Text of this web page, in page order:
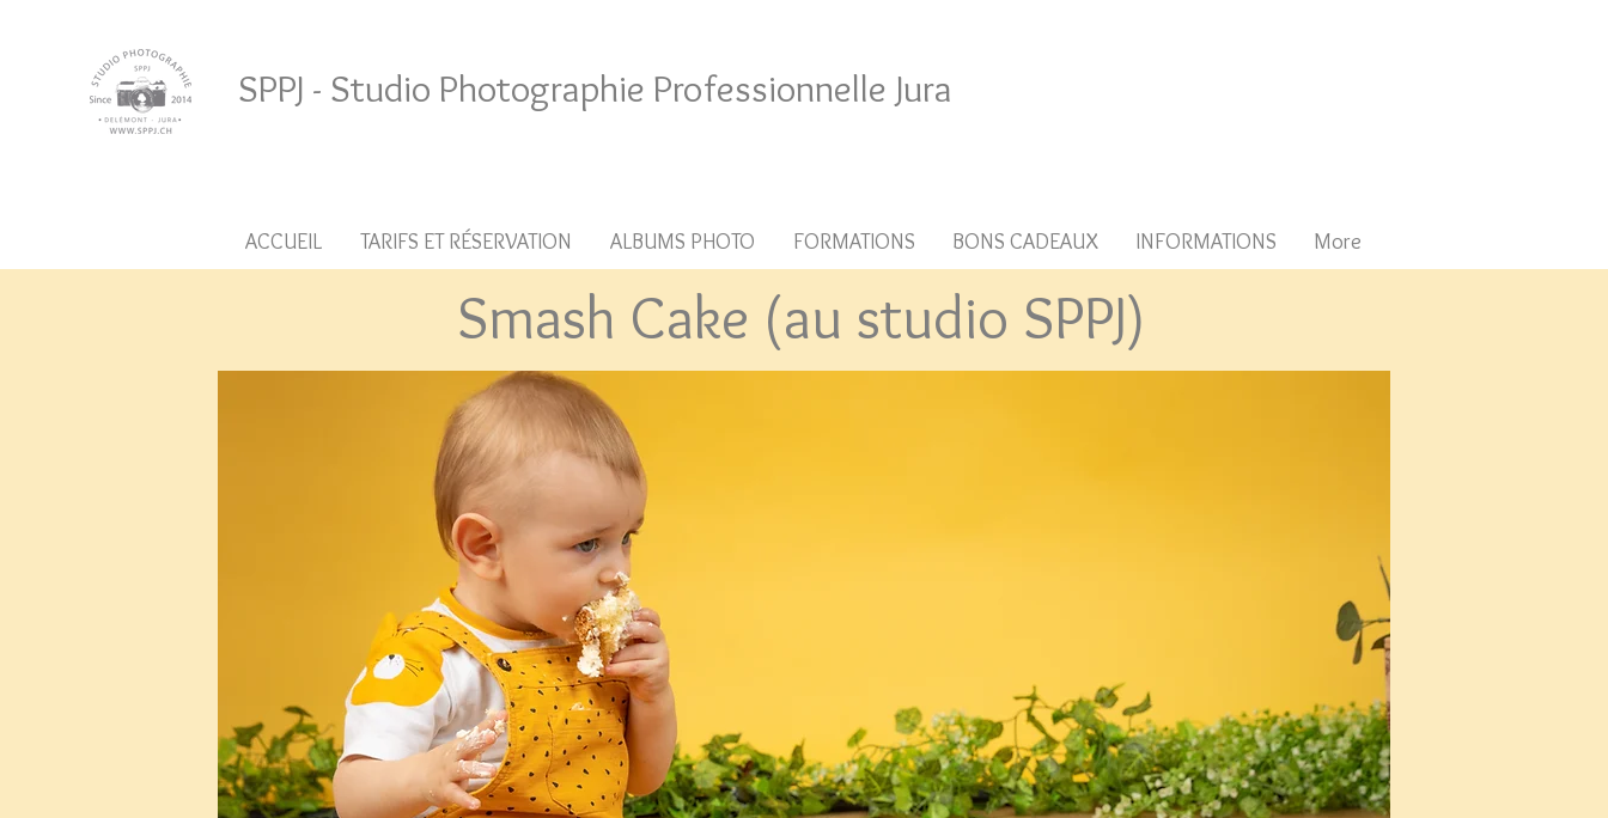
SPPJ - Studio Photographie Professionnelle Jura
ACCUEIL TARIFS ET RÉSERVATION ALBUMS PHOTO FORMATIONS BONS CADEAUX INFORMATIONS More
Smash Cake (au studio SPPJ)